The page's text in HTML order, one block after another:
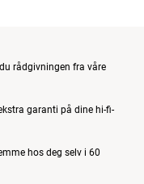
rådgivningen fra våre
garanti på dine hi-fi-
hos deg selv i 60